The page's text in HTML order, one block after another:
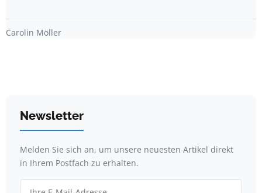
Carolin Möller
Newsletter
Melden Sie sich an, um unsere neuesten Artikel direkt
in Ihrem Postfach zu erhalten.